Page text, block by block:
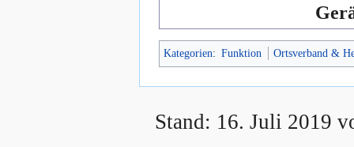
Kategorien: Funktion Ortsverband &
Stand: 16. Juli 2019